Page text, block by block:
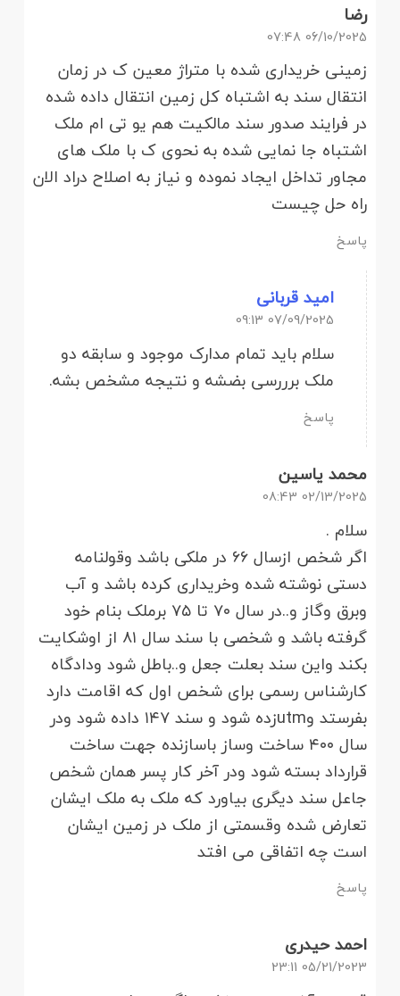
رضا
06/10/2025 07:48
زمینی خریداری شده با متراژ معین ک در زمان
انتقال سند به اشتباه کل زمین انتقال داده شده
در فرایند صدور سند مالکیت هم یو تی ام ملک
اشتباه جا نمایی شده به نحوی ک با ملک های
مجاور تداخل ایجاد نموده و نیاز به اصلاح دراد الان
راه حل چیست
پاسخ
امید قربانی
07/09/2025 09:13
سلام باید تمام مدارک موجود و سابقه دو
ملک برررسی بضشه و نتیجه مشخص بشه.
پاسخ
محمد یاسین
02/13/2025 08:43
سلام .
اگر شخص ازسال ۶۶ در ملکی باشد وقولنامه
دستی نوشته شده وخریداری کرده باشد و آب
وبرق وگاز و..در سال ۷۰ تا ۷۵ برملک بنام خود
گرفته باشد و شخصی با سند سال ۸۱ از اوشکایت
بکند واین سند بعلت جعل و..باطل شود ودادگاه
کارشناس رسمی برای شخص اول که اقامت دارد
بفرستد وutmزده شود و سند ۱۴۷ داده شود ودر
سال ۴۰۰ ساخت وساز باسازنده جهت ساخت
قرارداد بسته شود ودر آخر کار پسر همان شخص
جاعل سند دیگری بیاورد که ملک به ملک ایشان
تعارض شده وقسمتی از ملک در زمین ایشان
است چه اتفاقی می افتد
پاسخ
احمد حیدری
05/21/2023 23:11